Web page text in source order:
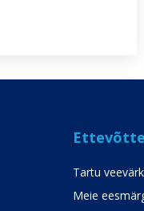
Tartu
Meie